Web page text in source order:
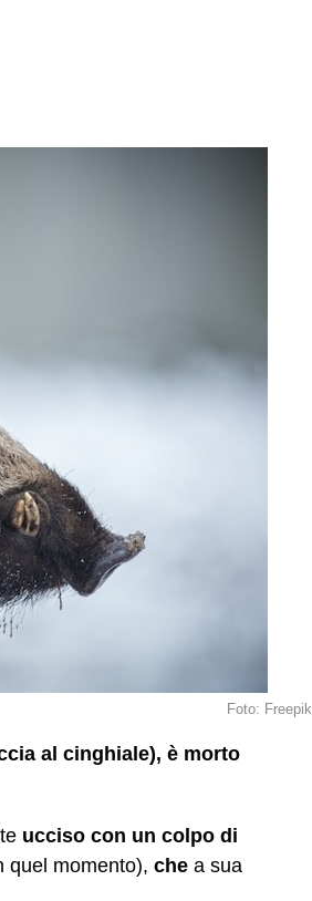
Foto: Freepik
al cinghiale), è morto
ucciso con un colpo di
quel momento), che a sua